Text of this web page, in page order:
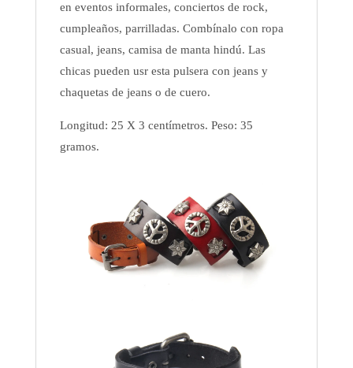
en eventos informales, conciertos de rock,
cumpleaños, parrilladas. Combínalo con ropa
casual, jeans, camisa de manta hindú. Las
chicas pueden usr esta pulsera con jeans y
chaquetas de jeans o de cuero.
Longitud: 25 X 3 centímetros. Peso: 35
gramos.